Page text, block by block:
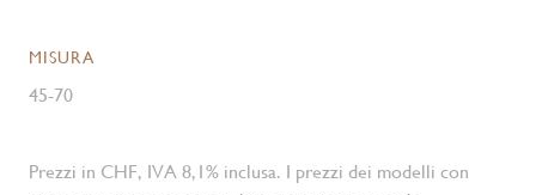
MISURA
45-70
Prezzi in CHF, IVA 8,1% inclusa. I prezzi dei modelli con